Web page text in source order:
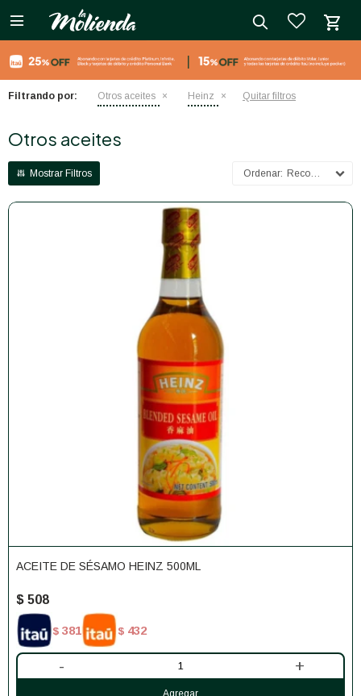

Filtrando por: Otros aceites Heinz Quitar filtros
Otros aceites
Recomendados
ACEITE DE SÉSAMO HEINZ 500ML
$ 508
$ 381 $ 432
- +